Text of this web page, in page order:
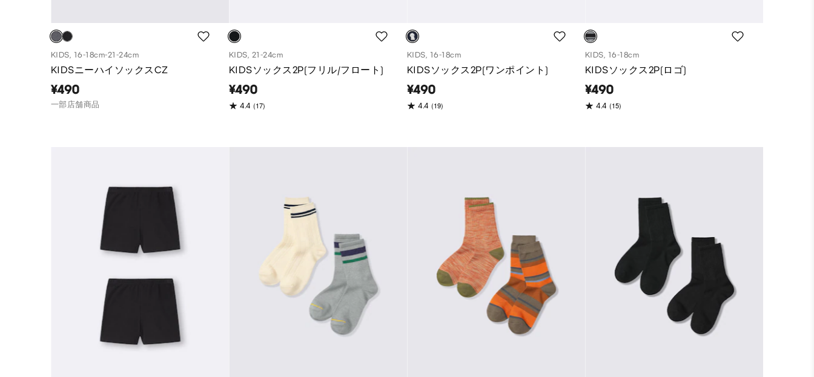
KIDS, 16-18cm-21-24cm
KIDSニーハイソックスCZ
¥490
一部店舗商品
KIDS, 21-24cm
KIDSソックス2P(フリル/フロート)
¥490
4.4 (17)
KIDS, 16-18cm
KIDSソックス2P(ワンポイント)
¥490
4.4 (19)
KIDS, 16-18cm
KIDSソックス2P(ロゴ)
¥490
4.4 (15)